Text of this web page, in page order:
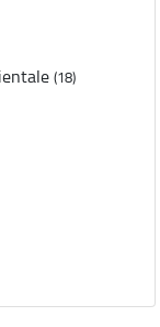
(18)